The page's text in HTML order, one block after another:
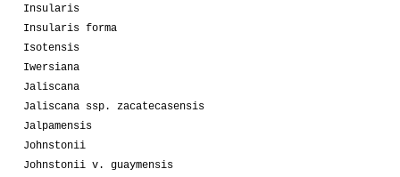
Insularis
Insularis forma
Isotensis
Iwersiana
Jaliscana
Jaliscana ssp. zacatecasensis
Jalpamensis
Johnstonii
Johnstonii v. guaymensis